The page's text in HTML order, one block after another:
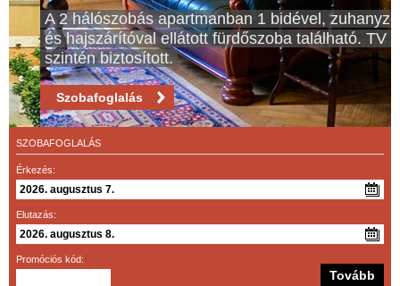
A 2 hálószobás apartmanban 1 bidével, zuhanyzóval
és hajszárítóval ellátott fürdőszoba található. TV
szintén biztosított.
Szobafoglalás
SZOBAFOGLALÁS
Érkezés:
Elutazás:
Promóciós kód: